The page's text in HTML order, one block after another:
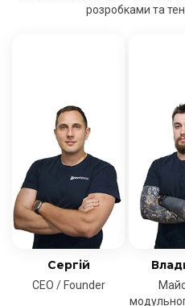
розробками та
Сергій
CEO / Founder